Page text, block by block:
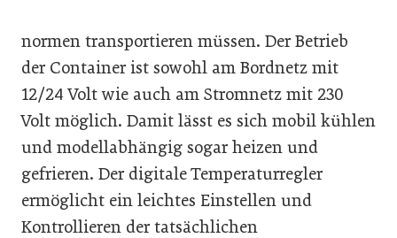
normen transportieren müssen. Der Betrieb
der Container ist sowohl am Bordnetz mit
12/24 Volt wie auch am Stromnetz mit 230
Volt möglich. Damit lässt es sich mobil kühlen
und modellabhängig sogar heizen und
gefrieren. Der digitale Temperaturregler
ermöglicht ein leichtes Einstellen und
Kontrollieren der tatsächlichen